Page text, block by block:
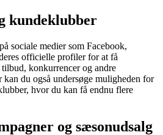
kundeklubber
sociale medier som Facebook,
officielle profiler for at få
konkurrencer og andre
du også undersøge muligheden for
hvor du kan få endnu flere
og sæsonudsalg